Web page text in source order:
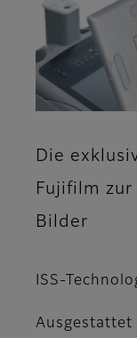
Die
Fujifilm
Bilder
ISS-
Ausgestattet